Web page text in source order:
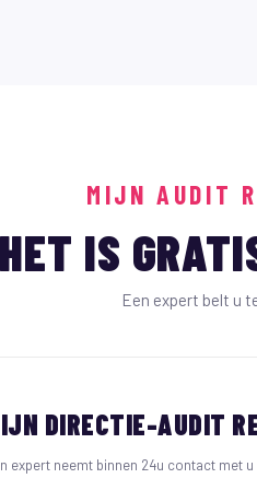
MIJN AUDIT
HET IS
Een expert belt u
DIRECTIE-AUDIT
expert neemt binnen 24u contact met